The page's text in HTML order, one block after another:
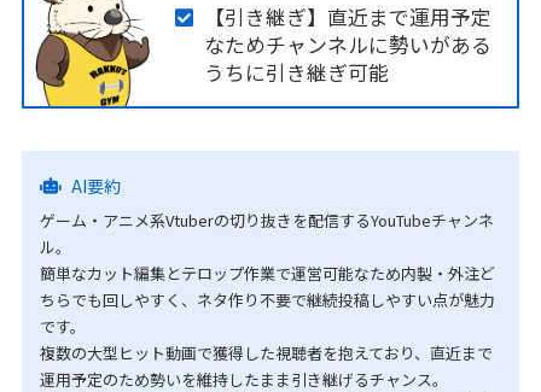
【引き継ぎ】直近まで運用予定
なためチャンネルに勢いがある
うちに引き継ぎ可能
AI要約
ゲーム・アニメ系Vtuberの切り抜きを配信するYouTubeチャンネ
ル。
簡単なカット編集とテロップ作業で運営可能なため内製・外注ど
ちらでも回しやすく、ネタ作り不要で継続投稿しやすい点が魅力
です。
複数の大型ヒット動画で獲得した視聴者を抱えており、直近まで
運用予定のため勢いを維持したまま引き継げるチャンス。